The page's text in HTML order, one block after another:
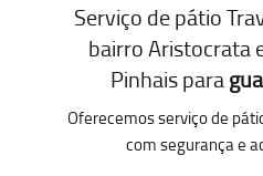
Serviço de pátio
bairro Aristocrata
Pinhais para
Oferecemos serviço de
com segurança e